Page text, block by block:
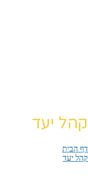
קהל יעד
דף הבית
קהל יעד